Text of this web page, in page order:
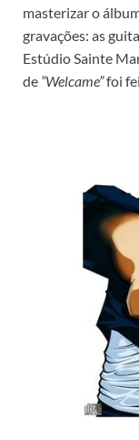
masterizar o
gravações: as
Estúdio Sainte
de “Welcame”foi